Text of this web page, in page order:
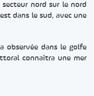
nord sur le nord
dans le sud, avec une
observée dans le golfe
connaîtra une mer